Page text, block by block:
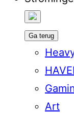
Ga terug
Art